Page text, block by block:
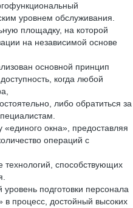
уровнем обслуживания.
площадку, на которой
на независимой основе
основной принцип
когда любой
либо обратиться за
окна», предоставляя
операций с
технологий, способствующих
подготовки персонала
процесс, достойный высоких